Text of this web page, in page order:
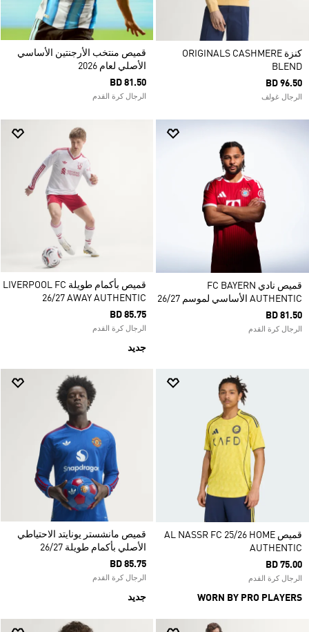
كنزة ORIGINALS CASHMERE
BLEND
BD 96.50
الرجال غولف
قميص منتخب الأرجنتين الأساسي
الأصلي لعام 2026
BD 81.50
الرجال كرة القدم
قميص نادي FC BAYERN
AUTHENTIC الأساسي لموسم 26/27
BD 81.50
الرجال كرة القدم
قميص بأكمام طويلة LIVERPOOL FC
26/27 AWAY AUTHENTIC
BD 85.75
الرجال كرة القدم
جديد
قميص AL NASSR FC 25/26 HOME
AUTHENTIC
BD 75.00
الرجال كرة القدم
WORN BY PRO PLAYERS
قميص مانشستر يونايتد الاحتياطي
الأصلي بأكمام طويلة 26/27
BD 85.75
الرجال كرة القدم
جديد